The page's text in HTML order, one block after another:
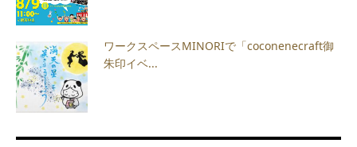
ワークスペースMINORIで「coconenecraft御
朱印イベ...